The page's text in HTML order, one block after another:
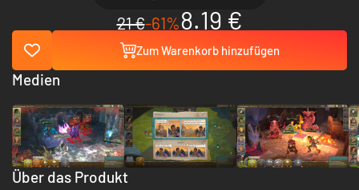
21 €-61%8.19 €
Zum Warenkorb hinzufügen
Über das Produkt
Medien